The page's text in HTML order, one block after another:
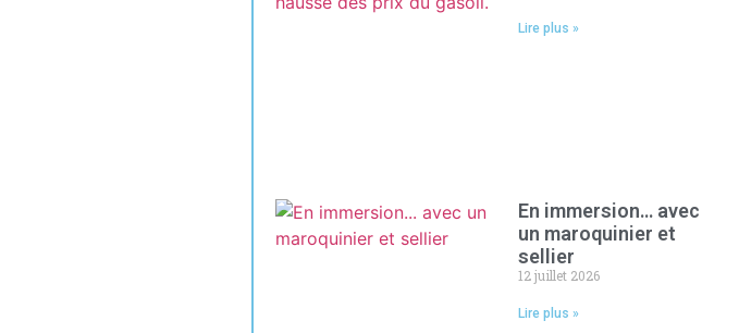
Lire plus »
En immersion… avec
un maroquinier et
sellier
12 juillet 2026
Lire plus »